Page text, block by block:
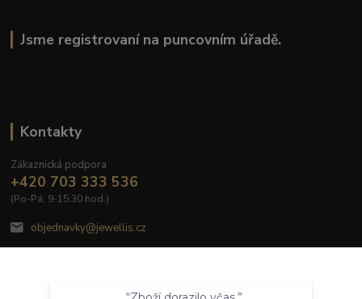
Jsme registrovaní na puncovním úřadě.
Kontakty
Zákaznická podpora
+420 703 333 536
(Po-Pá, 9-15:30 hod.)
objednavky@jewellis.cz